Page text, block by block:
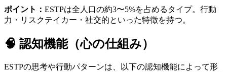
ポイント： ESTPは全人口の約3〜5%を占める タイプ。 行動
力・リスクテイカー・社交的といった特徴を持つ。
🧠 認知機能（心の仕組み）
ESTPの思考や行動パターンは、以下の認知機能によって形